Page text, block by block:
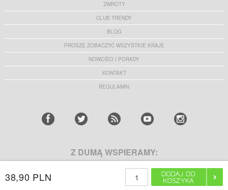
38,90 PLN
ZWROTY
CLUB TRENDY
BLOG
PROSZĘ ZOBACZYĆ WSZYSTKIE KRAJE
NOWOŚCI I PORADY
KONTAKT
REGULAMIN
Z DUMĄ WSPIERAMY:
ZDOBĄDŹ 10% ZNIŻKI